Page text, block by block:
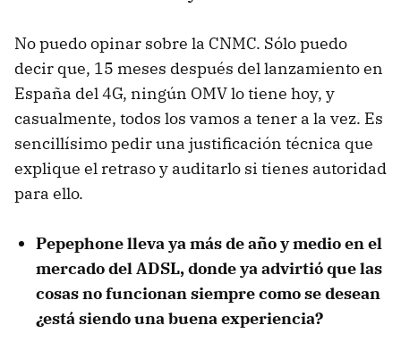
No puedo opinar sobre la CNMC. Sólo puedo
decir que, 15 meses después del lanzamiento en
España del 4G, ningún OMV lo tiene hoy, y
casualmente, todos los vamos a tener a la vez. Es
sencillísimo pedir una justificación técnica que
explique el retraso y auditarlo si tienes autoridad
para ello.
Pepephone lleva ya más de año y medio en el
mercado del ADSL, donde ya advirtió que las
cosas no funcionan siempre como se desean
¿está siendo una buena experiencia?